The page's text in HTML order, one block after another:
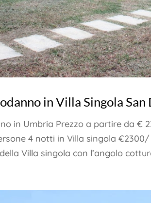
in Villa Singola
in Umbria Prezzo a partire da €
4 notti in Villa singola €2300/
della Villa singola con l’angolo